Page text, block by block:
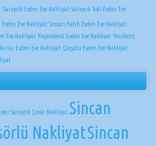
Saraycık Evden Eve Nakliyat Saraycık Toki Evden Eve
Evden Eve Nakliyat Sincan Fatih Evden Eve Nakliyat
Eve Nakliyat Yaşamkent Evden Eve Nakliyat Yenikent
Evden Eve Nakliyat Çayyolu Evden Eve Nakliyat
Saraycık Çınar Nakliyat Sincan
NakliyatSincan